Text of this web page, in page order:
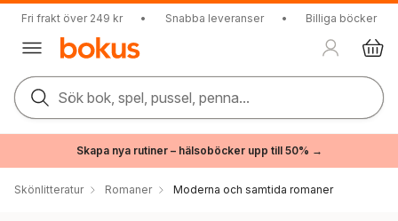
Fri frakt över 249 kr • Snabba leveranser • Billiga böcker
Sök bok, spel, pussel, penna...
Skapa nya rutiner – hälsoböcker upp till 50% →
Skönlitteratur Romaner Moderna och samtida romaner